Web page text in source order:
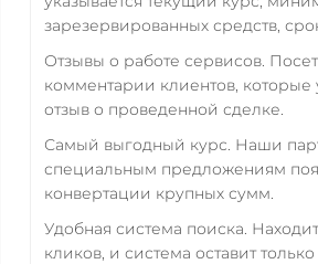
зарезервированных средств,
Отзывы о работе сервисов.
комментарии клиентов,
отзыв о проведенной сделке.
Самый выгодный курс. Наши
специальным предложениям
конвертации крупных сумм.
Удобная система поиска.
кликов, и система оставит